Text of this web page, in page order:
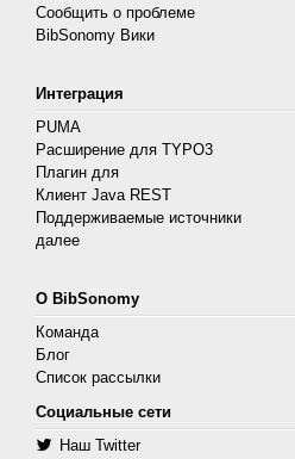
Сообщить о проблеме
BibSonomy Вики
Интеграция
PUMA
Расширение для TYPO3
Плагин для
Клиент Java REST
Поддерживаемые источники
далее
О BibSonomy
Команда
Блог
Список рассылки
Социальные сети
Наш Twitter